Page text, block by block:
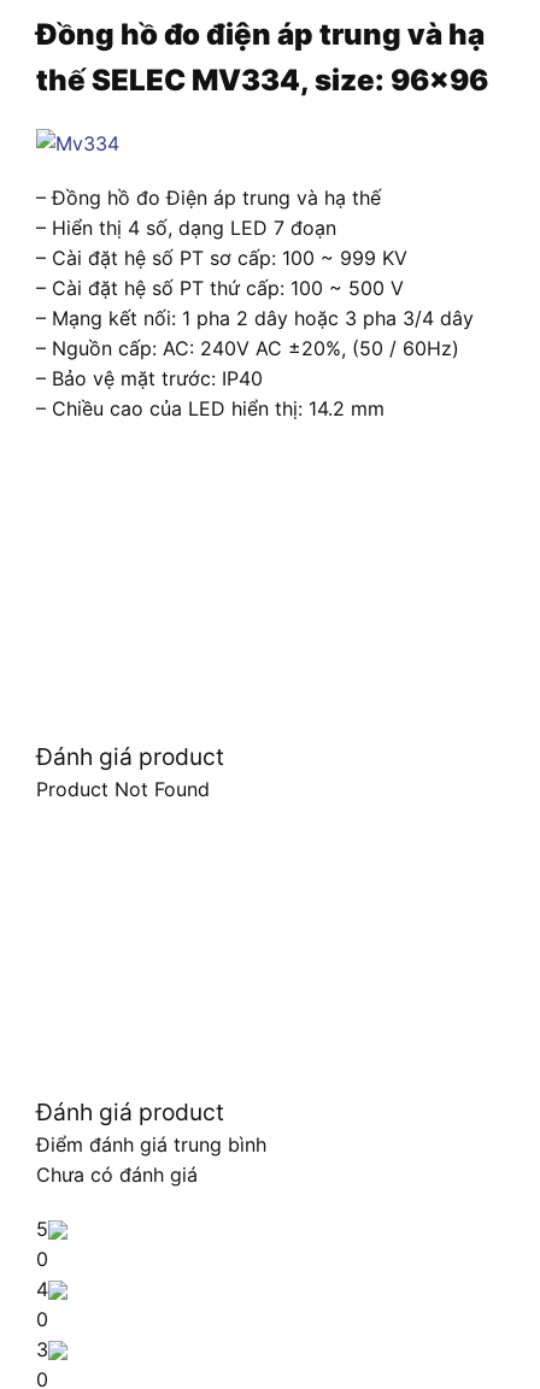
Đồng hồ đo điện áp trung và hạ
thế SELEC MV334, size: 96×96
– Đồng hồ đo Điện áp trung và hạ thế
– Hiển thị 4 số, dạng LED 7 đoạn
– Cài đặt hệ số PT sơ cấp: 100 ~ 999 KV
– Cài đặt hệ số PT thứ cấp: 100 ~ 500 V
– Mạng kết nối: 1 pha 2 dây hoặc 3 pha 3/4 dây
– Nguồn cấp: AC: 240V AC ±20%, (50 / 60Hz)
– Bảo vệ mặt trước: IP40
– Chiều cao của LED hiển thị: 14.2 mm
Đánh giá product
Product Not Found
Đánh giá product
Điểm đánh giá trung bình
Chưa có đánh giá
5
0
4
0
3
0